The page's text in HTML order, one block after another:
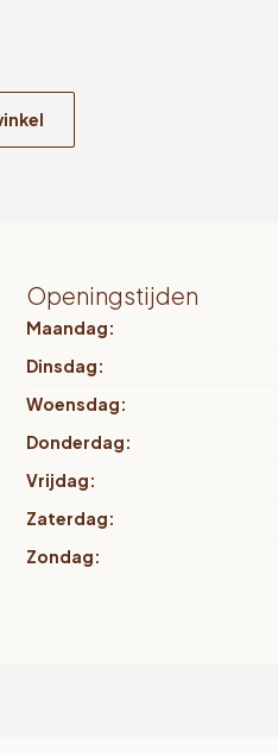
Openingstijden
Maandag:
Dinsdag:
Woensdag:
Donderdag:
Vrijdag:
Zaterdag:
Zondag: